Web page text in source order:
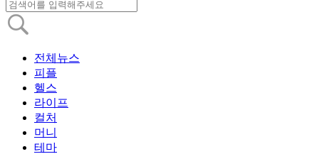
전체뉴스
피플
헬스
라이프
컬처
머니
테마